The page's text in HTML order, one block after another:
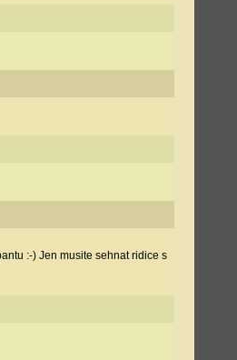
:-) Jen musite sehnat ridice s